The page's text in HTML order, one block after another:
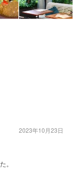
。
2023年10月23日